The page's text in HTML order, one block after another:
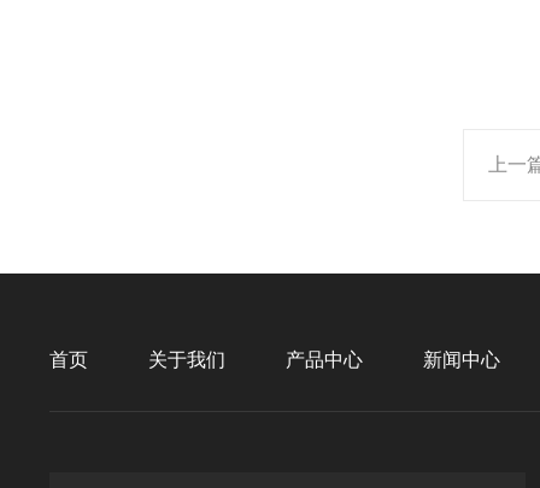
上一
首页 关于我们 产品中心 新闻中心